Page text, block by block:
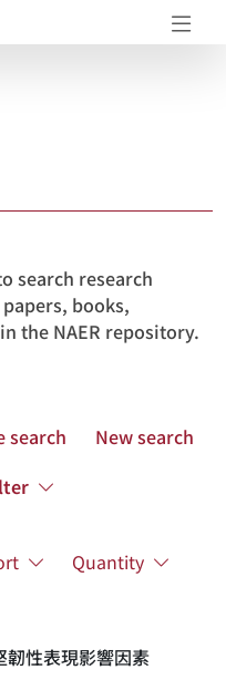
search research
books,
the NAER repository.
search
New search
Quantity
韌性表現影響因素